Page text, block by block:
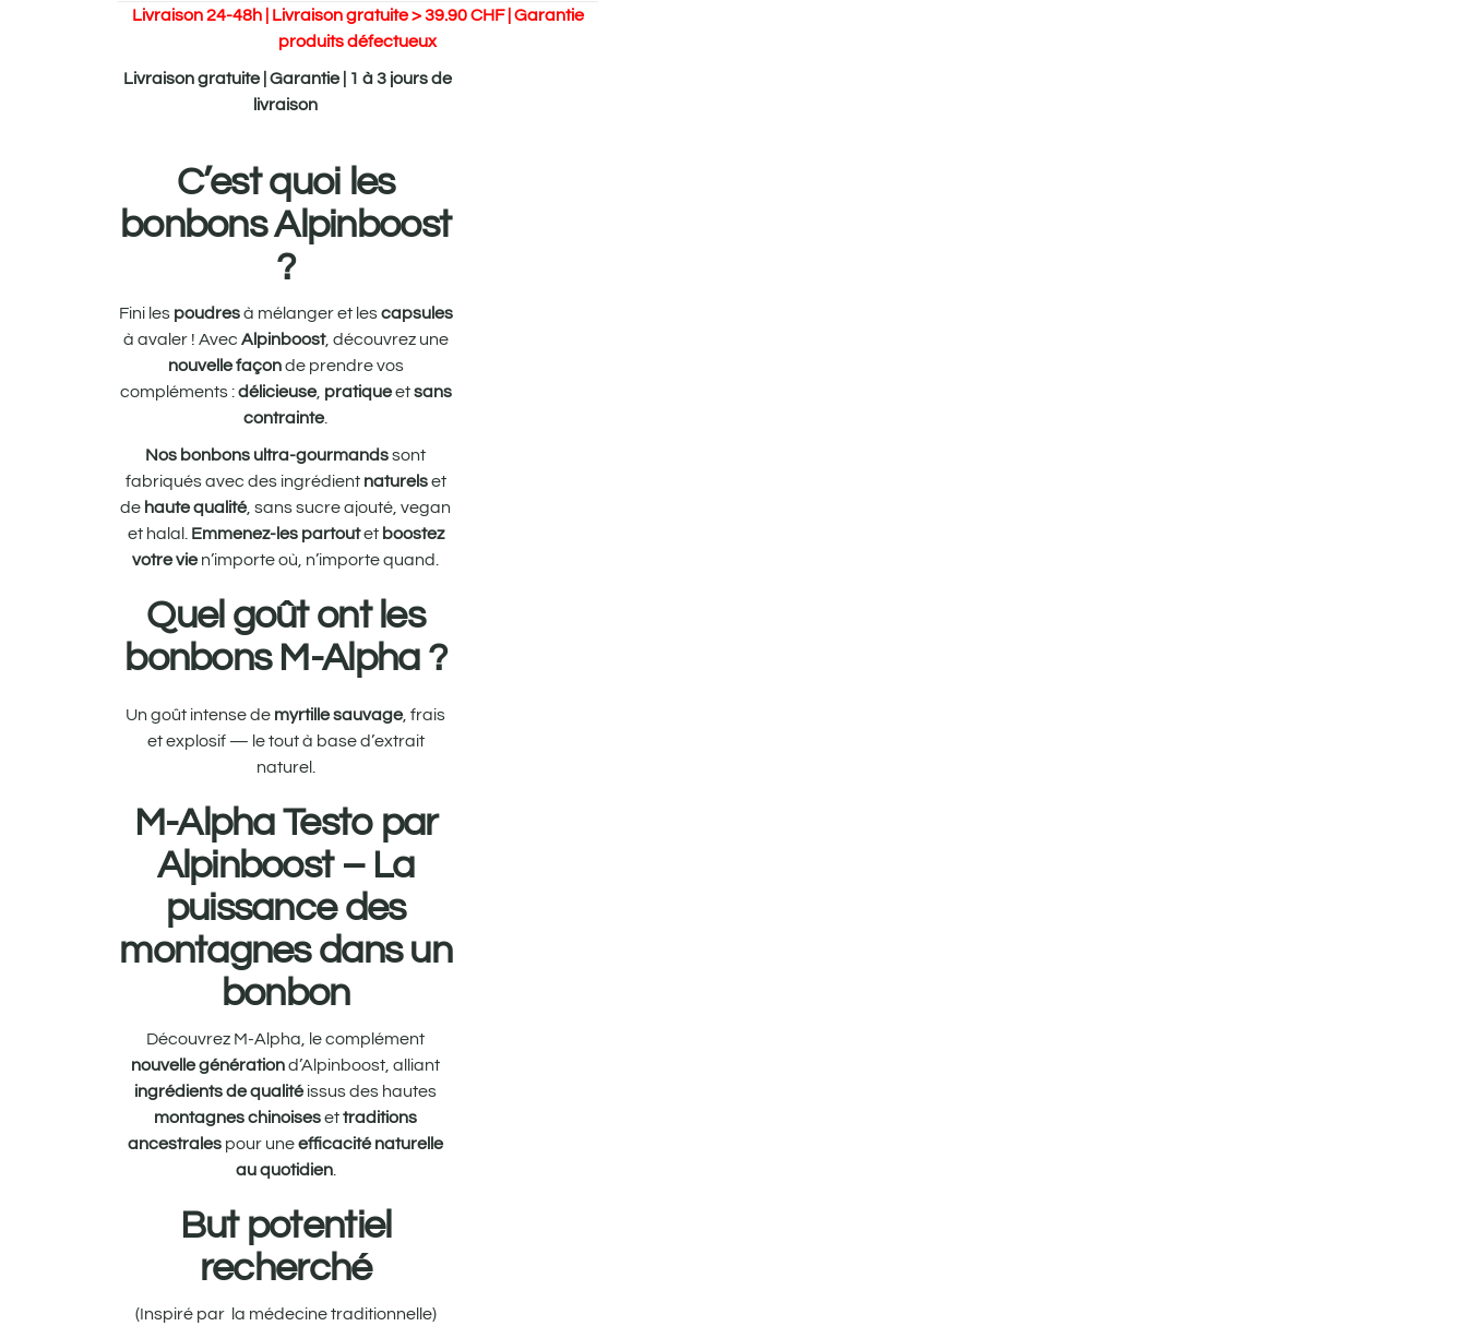
Livraison 24-48h | Livraison gratuite > 39.90 CHF | Garantie
produits défectueux
Livraison gratuite | Garantie | 1 à 3 jours de
livraison
C’est quoi les
bonbons Alpinboost
?
Fini lespoudresà mélanger et lescapsules
à avaler ! Avec Alpinboost, découvrez une
nouvelle façonde prendre vos
compléments :délicieuse, pratiqueetsans
contrainte.
Nos bonbons ultra-gourmandssont
fabriqués avec des ingrédientnaturelset
de haute qualité, sans sucre ajouté, vegan
et halal. Emmenez-les partoutet boostez
votre vien’importe où, n’importe quand.
Quel goût ont les
bonbons M-Alpha ?
Un goût intense de myrtille sauvage, frais
et explosif — le tout à base d’extrait
naturel.
M-Alpha Testo par
Alpinboost – La
puissance des
montagnes dans un
bonbon
Découvrez M-Alpha, le complément
nouvelle générationd’Alpinboost, alliant
ingrédients de qualitéissus des hautes
montagnes chinoisesettraditions
ancestrales pour uneefficacité naturelle
au quotidien.
But potentiel
recherché
(Inspiré par la médecine traditionnelle)